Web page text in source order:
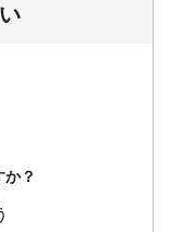
？